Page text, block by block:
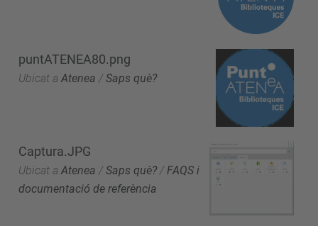
puntATENEA80.png
Ubicat a Atenea /Saps què?
Captura.JPG
Ubicat a Atenea /Saps què? /FAQS i
documentació de referència